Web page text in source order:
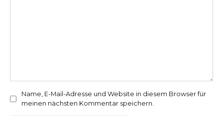
Name, E-Mail-Adresse und Website in diesem Browser für
meinen nächsten Kommentar speichern.